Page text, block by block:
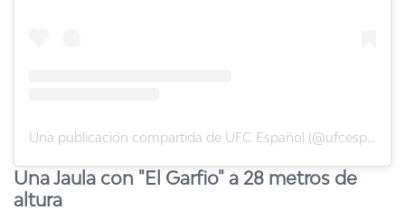
Una Jaula con "El Garfio" a 28 metros de
altura